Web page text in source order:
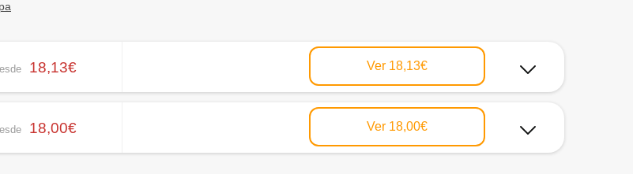
18,13€ Ver 18,13€
18,00€ Ver 18,00€